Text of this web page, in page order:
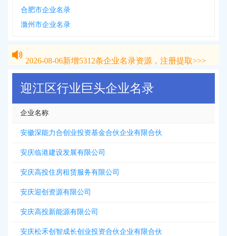
合肥市企业名录
滁州市企业名录
2026-08-06新增5312条企业名录资源，注册提取>>>
迎江区行业巨头企业名录
企业名称
安徽深能力合创业投资基金合伙企业有限合伙
安庆临港建设发展有限公司
安庆高投住房租赁服务有限公司
安庆迎创资源有限公司
安庆高投新能源有限公司
安庆松禾创智成长创业投资合伙企业有限合伙